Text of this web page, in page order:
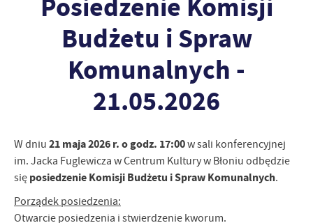
Posiedzenie Komisji
Budżetu i Spraw
Komunalnych -
21.05.2026
W dniu21 maja 2026 r. o godz. 17:00w sali konferencyjnej
im. Jacka Fuglewicza w Centrum Kultury w Błoniu odbędzie
sięposiedzenie Komisji Budżetu i Spraw Komunalnych.
Porządek posiedzenia:
Otwarcie posiedzenia i stwierdzenie kworum.
personalizację określonych funkcjonalności czy prezentowanych
Dzięki tym plikom cookies możemy zapewnić Ci większy komfort
korzystania z funkcjonalności naszej strony poprzez dopasowanie
jej do Twoich indywidualnych preferencji. Wyrażenie zgody na
funkcjonalne i personalizacyjne pliki cookies gwarantuje
dostępność większej ilości funkcji na stronie.
Analityczne pliki cookies pomagają nam rozwijać się i
Cookies analityczne pozwalają na uzyskanie informacji w zakresie
wykorzystywania witryny internetowej, miejsca oraz częstotliwości,
z jaką odwiedzane są nasze serwisy www. Dane pozwalają nam na
ocenę naszych serwisów internetowych pod względem ich
popularności wśród użytkowników. Zgromadzone informacje są
przetwarzane w formie zanonimizowanej. Wyrażenie zgody na
Więcej
Reklamowe
Dzięki reklamowym plikom cookies prezentujemy Ci najciekawsze